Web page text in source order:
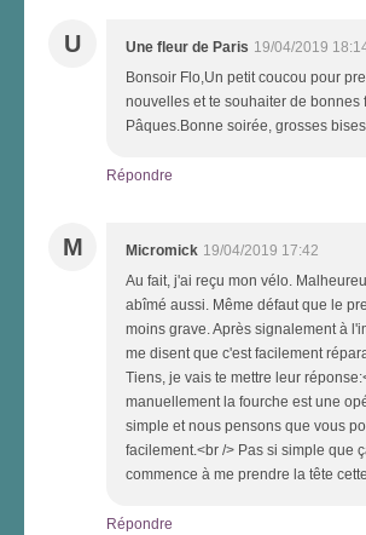
U Une fleur de Paris 19/04/2019
Bonsoir Flo,Un petit coucou pour
nouvelles et te souhaiter de bonnes
Pâques.Bonne soirée, grosses
Répondre
M Micromick 19/04/2019 17:42
Au fait, j'ai reçu mon vélo.
abîmé aussi. Même défaut que le
moins grave. Après signalement à
me disent que c'est facilement
Tiens, je vais te mettre leur
manuellement la fourche est une
simple et nous pensons que vous
facilement.<br /> Pas si simple que
commence à me prendre la tête
Répondre